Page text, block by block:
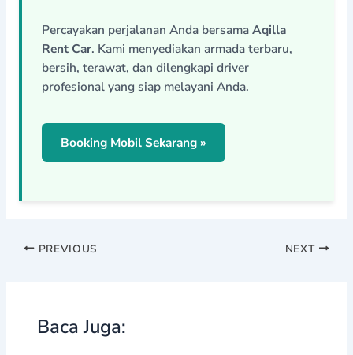
Percayakan perjalanan Anda bersamaAqilla
Rent Car. Kami menyediakan armada terbaru,
bersih, terawat, dan dilengkapi driver
profesional yang siap melayani Anda.
Booking Mobil Sekarang »
PREVIOUS NEXT
Baca Juga: